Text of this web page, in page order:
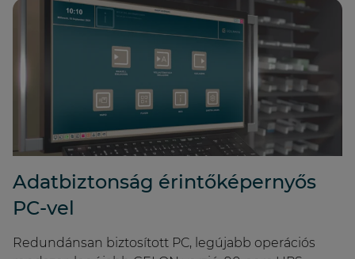
Adatbiztonság érintőképernyős
PC-vel
Redundánsan biztosított PC, legújabb operációs